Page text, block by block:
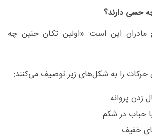
حسی دارند؟
مادران این است: «اولین تکان جنین چه
حرکات را به شکل‌های زیر توصیف می‌کنند:
پروانه
حباب در شکم
خفیف